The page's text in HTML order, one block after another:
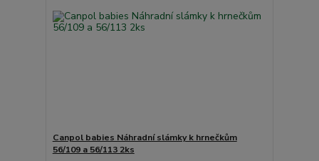
Canpol babies Náhradní slámky k hrnečkům
56/109 a 56/113 2ks